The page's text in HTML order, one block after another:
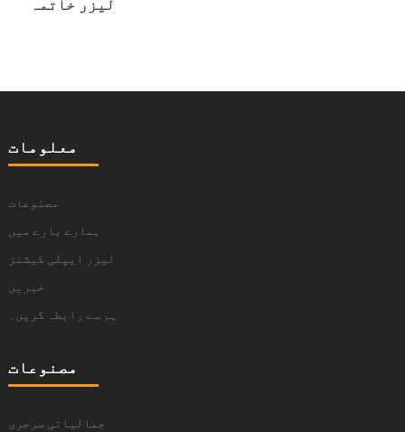
لیزر خاتمہ
معلومات
مصنوعات
ہمارے بارے میں
لیزر ایپلی کیشنز
خبریں
ہم سے رابطہ کریں۔
مصنوعات
جمالیاتی سرجری